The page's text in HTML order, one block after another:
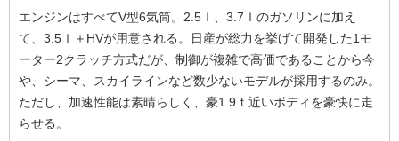
エンジンはすべてV型6気筒。2.5ｌ、3.7ｌのガソリンに加え
て、3.5ｌ＋HVが用意される。日産が総力を挙げて開発した1モ
ーター2クラッチ方式だが、制御が複雑で高価であることから今
や、シーマ、スカイラインなど数少ないモデルが採用するのみ。
ただし、加速性能は素晴らしく、豪1.9ｔ近いボディを豪快に走
らせる。